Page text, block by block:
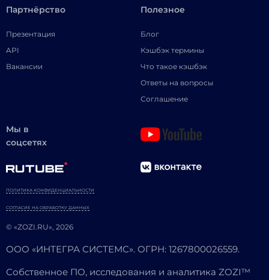
Партнёрство
Презентация
API
Вакансии
Полезное
Блог
Кэшбэк термины
Что такое кэшбэк
Ответы на вопросы
Соглашение
Мы в
соцсетях
© «ZOZI.RU», 2026
ПОЛИТИКА КОНФИДЕНЦИАЛЬНОСТИ
СОГЛАСИЕ НА ОБРАБОТКУ ДАННЫХ
ООО «ИНТЕГРА СИСТЕМС». ОГРН: 1267800026559.
Собственное ПО, исследования и аналитика ZOZI™